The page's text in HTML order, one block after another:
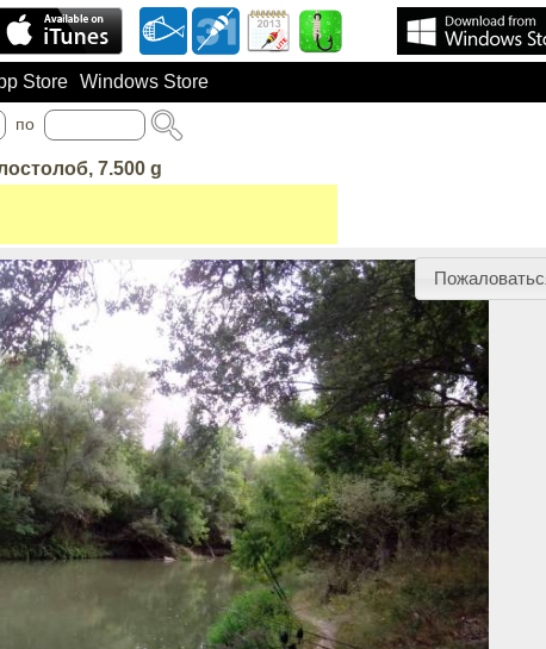
Store Windows Store
по
7.500 g